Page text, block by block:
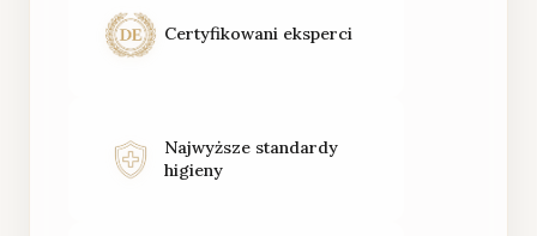
Certyfikowani eksperci
Najwyższe standardy
higieny